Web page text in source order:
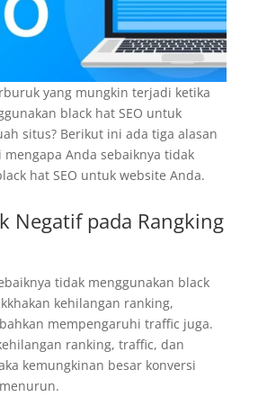
yang mungkin terjadi ketika
black hat SEO untuk
situs? Berikut ini ada tiga alasan
Anda sebaiknya tidak
hat SEO untuk website Anda.
Negatif pada Rangking
tidak menggunakan black
kehilangan ranking,
mempengaruhi traffic juga.
ranking, traffic, dan
kemungkinan besar konversi